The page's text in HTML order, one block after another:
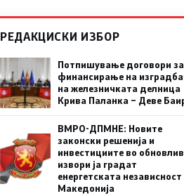
РЕДАКЦИСКИ ИЗБОР
Потпишување договори за
финансирање на
на железничката делница
Крива Паланка – Деве
ВМРО-ДПМНЕ: Новите
законски решенија и
инвестициите во
извори ја градат
енергетската
Македонија